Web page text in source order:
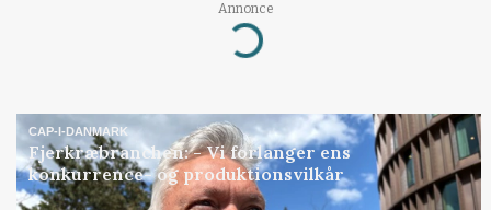
Annonce
Loading...
CAP-I-DANMARK
Fjerkræbranchen: - Vi forlanger ens
konkurrence- og produktionsvilkår